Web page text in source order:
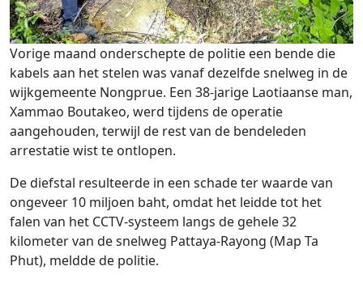
Vorige maand onderschepte de politie een bende die
kabels aan het stelen was vanaf dezelfde snelweg in de
wijkgemeente Nongprue. Een 38-jarige Laotiaanse man,
Xammao Boutakeo, werd tijdens de operatie
aangehouden, terwijl de rest van de bendeleden
arrestatie wist te ontlopen.
De diefstal resulteerde in een schade ter waarde van
ongeveer 10 miljoen baht, omdat het leidde tot het
falen van het CCTV-systeem langs de gehele 32
kilometer van de snelweg Pattaya-Rayong (Map Ta
Phut), meldde de politie.